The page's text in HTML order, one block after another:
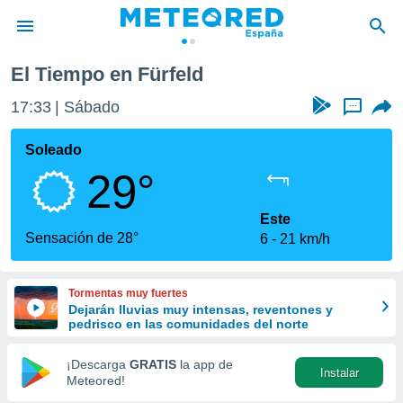
de
por
que se
calidad.
a este
las
y
forma
digital
basada
El Tiempo en Fürfeld
17:33 Sábado ...
Soleado
29°
Sensación de 28°
Este
6
21 km/h
Tormentas muy fuertes
Dejarán lluvias muy intensas, reventones y
pedrisco en las comunidades del norte
¡Descarga GRATIS la app de
Meteored!
Instalar